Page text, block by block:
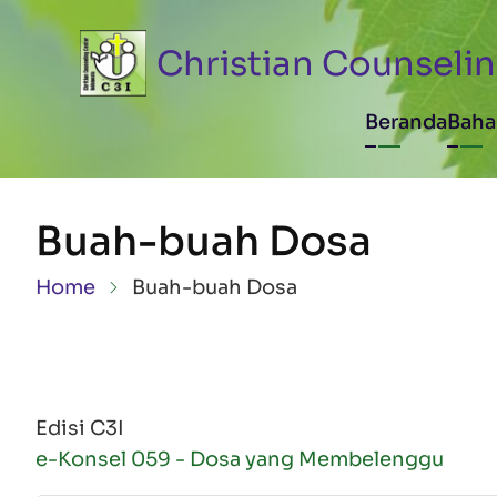
Skip to main content
Christian
Main
Beranda
Buah-buah Dosa
Breadcrumb
Home Buah-buah Dosa
Edisi C3I
e-Konsel 059 - Dosa yang Membelenggu